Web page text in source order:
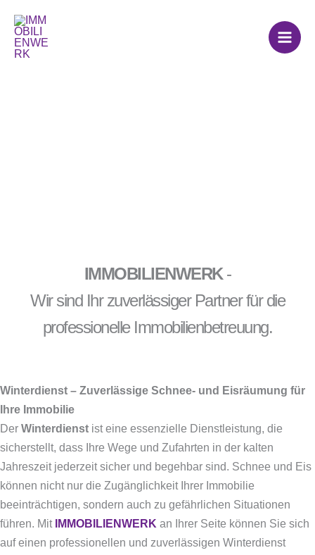
Inhalt
springen
IMMOBILIENWERK -
Wir sind Ihr zuverlässiger Partner für die
professionelle Immobilienbetreuung.
Winterdienst – Zuverlässige Schnee- und Eisräumung für
Ihre Immobilie
Der Winterdienst ist eine essenzielle Dienstleistung, die
sicherstellt, dass Ihre Wege und Zufahrten in der kalten
Jahreszeit jederzeit sicher und begehbar sind. Schnee und Eis
können nicht nur die Zugänglichkeit Ihrer Immobilie
beeinträchtigen, sondern auch zu gefährlichen Situationen
führen. Mit IMMOBILIENWERK an Ihrer Seite können Sie sich
auf einen professionellen und zuverlässigen Winterdienst